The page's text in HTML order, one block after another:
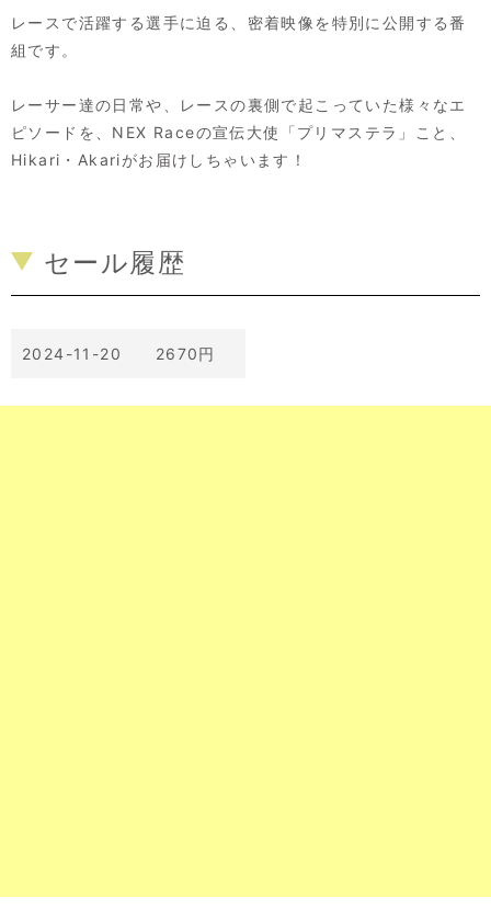
レースで活躍する選手に迫る、密着映像を特別に公開する番
組です。
レーサー達の日常や、レースの裏側で起こっていた様々なエ
ピソードを、NEX Raceの宣伝大使「プリマステラ」こと、
Hikari・Akariがお届けしちゃいます！
セール履歴
2024-11-20 2670円